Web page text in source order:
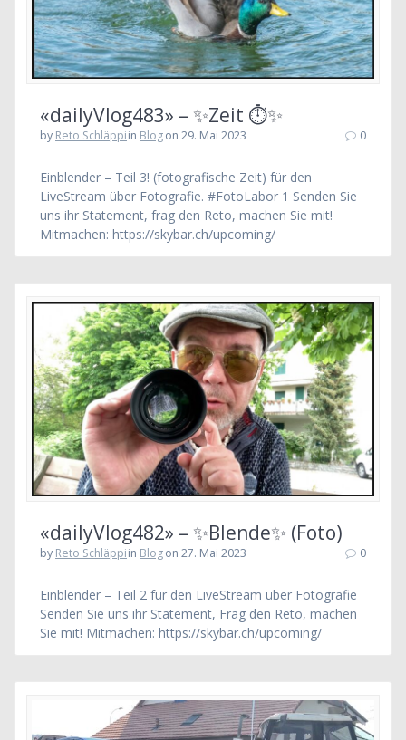
«dailyVlog483» – ✨Zeit ⏱✨
by Reto Schläppiin Blogon 29. Mai 2023 0
Einblender – Teil 3! (fotografische Zeit) für den
LiveStream über Fotografie. #FotoLabor 1 Senden Sie
uns ihr Statement, frag den Reto, machen Sie mit!
Mitmachen: https://skybar.ch/upcoming/
«dailyVlog482» – ✨Blende✨ (Foto)
by Reto Schläppiin Blogon 27. Mai 2023 0
Einblender – Teil 2 für den LiveStream über Fotografie
Senden Sie uns ihr Statement, Frag den Reto, machen
Sie mit! Mitmachen: https://skybar.ch/upcoming/